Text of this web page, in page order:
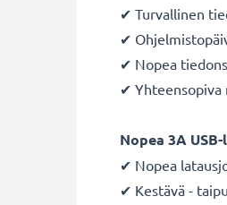
✔ Turvallinen
✔
✔ Nopea
✔ Yhteensopiva
Nopea 3A
✔ Nopea
✔ Kestävä -